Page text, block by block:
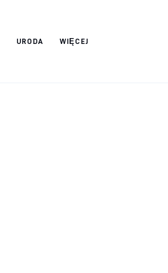
URODA WIĘCEJ